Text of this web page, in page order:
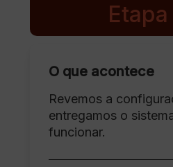
O que acontece
Revemos a
entregamos o
funcionar.